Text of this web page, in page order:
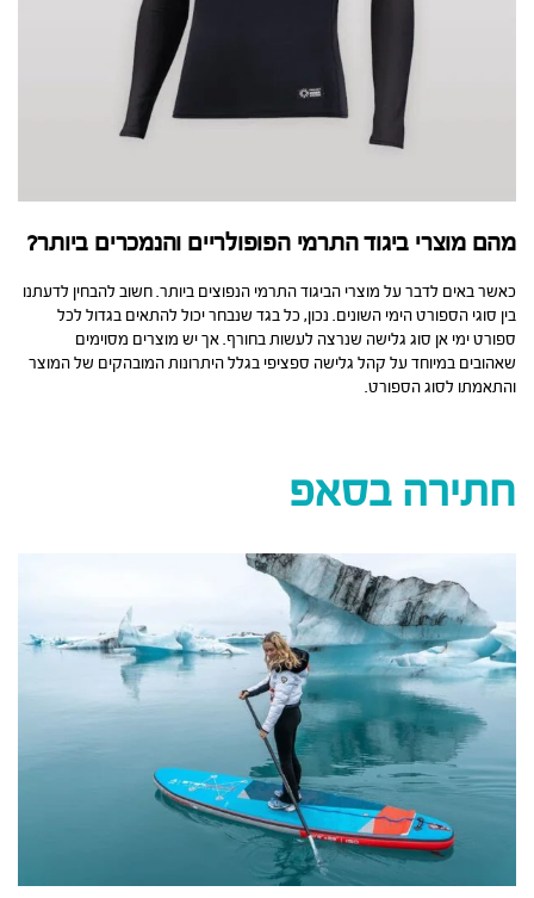
מהם מוצרי ביגוד התרמי הפופולריים והנמכרים ביותר?
כאשר באים לדבר על מוצרי הביגוד התרמי הנפוצים ביותר. חשוב להבחין לדעתנו
בין סוגי הספורט הימי השונים. נכון, כל בגד שנבחר יכול להתאים בגדול לכל
ספורט ימי אן סוג גלישה שנרצה לעשות בחורף. אך יש מוצרים מסוימים
שאהובים במיוחד על קהל גלישה ספציפי בגלל היתרונות המובהקים של המוצר
והתאמתו לסוג הספורט.
חתירה בסאפ